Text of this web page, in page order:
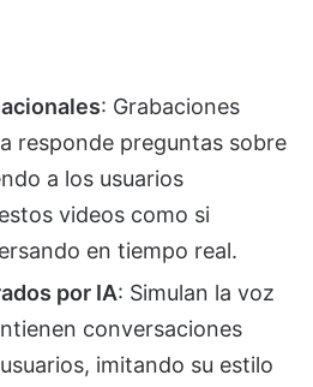
: Grabaciones
responde preguntas sobre
a los usuarios
videos como si
en tiempo real.
por IA: Simulan la voz
conversaciones
imitando su estilo